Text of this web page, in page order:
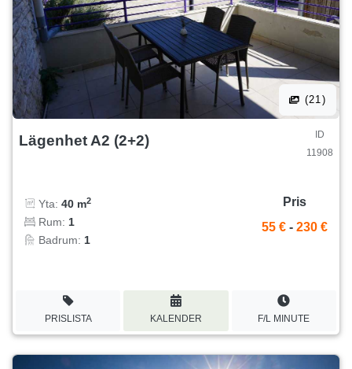
(21)
Lägenhet A2 (2+2)
ID
11908
Yta: 40 m2
Rum: 1
Badrum: 1
Pris
55 € - 230 €
PRISLISTA KALENDER F/L MINUTE